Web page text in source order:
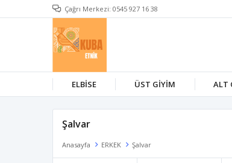
Çağrı Merkezi: 0545 927 16 38
ELBİSE ÜST GİYİM ALT
Şalvar
Anasayfa ERKEK Şalvar